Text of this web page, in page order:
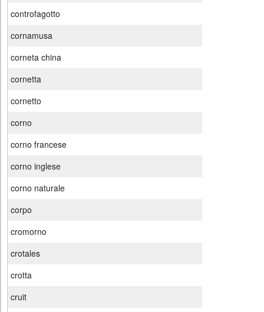
controfagotto
cornamusa
corneta china
cornetta
cornetto
corno
corno francese
corno inglese
corno naturale
corpo
cromorno
crotales
crotta
cruit